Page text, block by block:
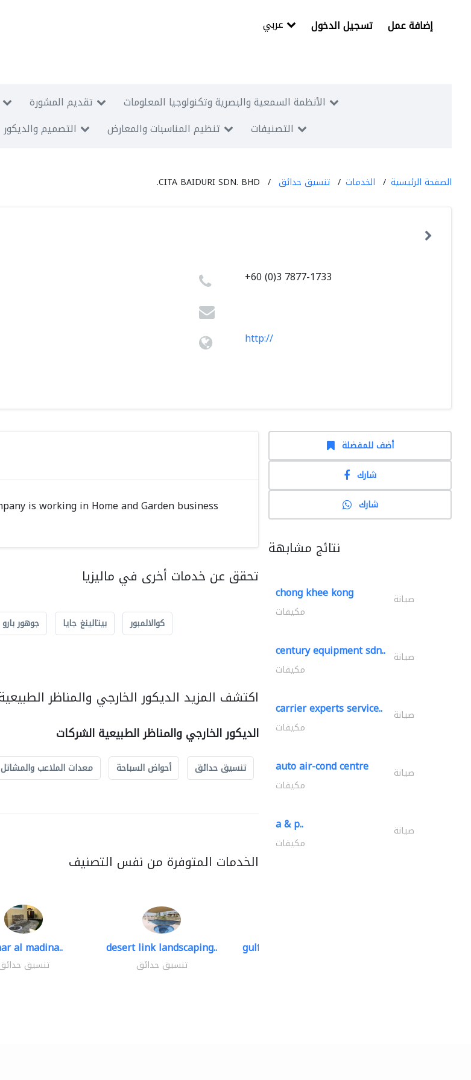
تسجيل الدخول إضافة عمل
تقديم المشورة
الأنظمة السمعية والبصرية وتكنولوجيا المعلومات
التصميم والديكور تنظيم المناسبات والمعارض التصنيفات
الصفحة الرئيسية الخدمات تنسيق حدائق CITA BAIDURI SDN. BHD.
+60 (0)3 7877-1733
http://
is working in Home and Garden business
تحقق عن خدمات أخرى في ماليزيا
كوالالمبور بيتالينغ جايا جوهور بارو
اكتشف المزيد الديكور الخارجي والمناظر
الديكور الخارجي والمناظر الطبيعية الشركات
تنسيق حدائق أحواض السباحة معدات الملاعب والمشاتل
الخدمات المتوفرة من نفس التصنيف
al madina..
تنسيق
desert link landscaping..
تنسيق حدائق
gulf-gardens lanscape llc
أضف للمفضلة
شارك
شارك
نتائج مشابهة
chong khee kong صيانة
مكيفات
century equipment sdn.. صيانة
مكيفات
carrier experts service.. صيانة
مكيفات
auto air-cond centre صيانة
مكيفات
a & p.. صيانة
مكيفات